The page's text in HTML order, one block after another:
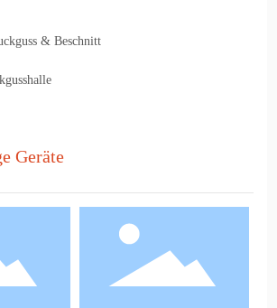
& Beschnitt
Geräte